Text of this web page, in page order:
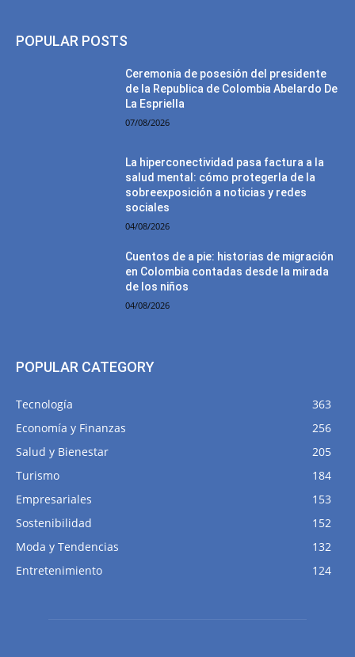
POPULAR POSTS
Ceremonia de posesión del presidente
de la Republica de Colombia Abelardo De
La Espriella
07/08/2026
La hiperconectividad pasa factura a la
salud mental: cómo protegerla de la
sobreexposición a noticias y redes
sociales
04/08/2026
Cuentos de a pie: historias de migración
en Colombia contadas desde la mirada
de los niños
04/08/2026
POPULAR CATEGORY
Tecnología
363
Economía y Finanzas
256
Salud y Bienestar
205
Turismo
184
Empresariales
153
Sostenibilidad
152
Moda y Tendencias
132
Entretenimiento
124